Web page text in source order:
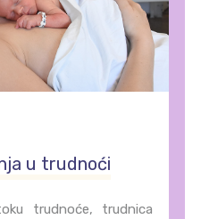
u trudnoći
trudnoće, trudnica